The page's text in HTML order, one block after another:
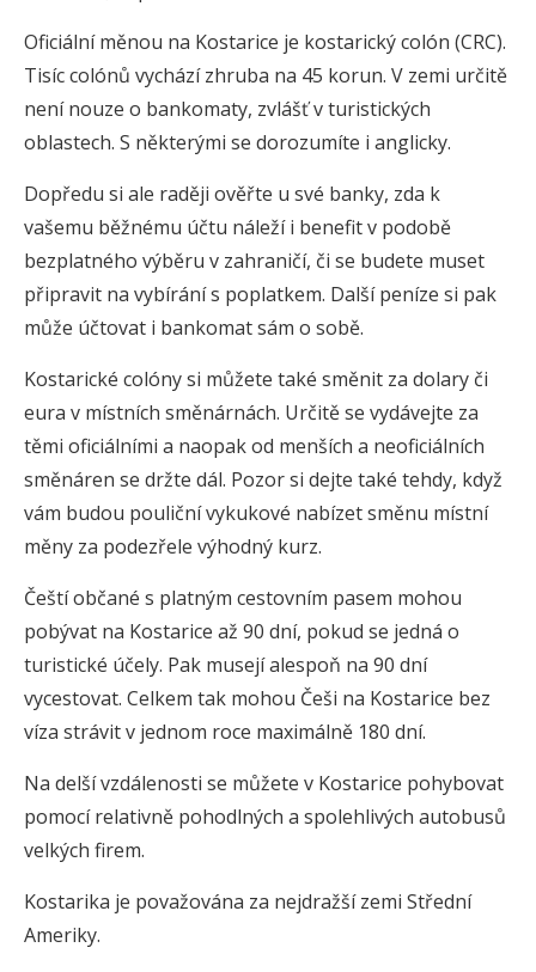
Oficiální měnou na Kostarice je kostarický colón (CRC).
Tisíc colónů vychází zhruba na 45 korun. V zemi určitě
není nouze o bankomaty, zvlášť v turistických
oblastech. S některými se dorozumíte i anglicky.
Dopředu si ale raději ověřte u své banky, zda k
vašemu běžnému účtu náleží i benefit v podobě
bezplatného výběru v zahraničí, či se budete muset
připravit na vybírání s poplatkem. Další peníze si pak
může účtovat i bankomat sám o sobě.
Kostarické colóny si můžete také směnit za dolary či
eura v místních směnárnách. Určitě se vydávejte za
těmi oficiálními a naopak od menších a neoficiálních
směnáren se držte dál. Pozor si dejte také tehdy, když
vám budou pouliční vykukové nabízet směnu místní
měny za podezřele výhodný kurz.
Čeští občané s platným cestovním pasem mohou
pobývat na Kostarice až 90 dní, pokud se jedná o
turistické účely. Pak musejí alespoň na 90 dní
vycestovat. Celkem tak mohou Češi na Kostarice bez
víza strávit v jednom roce maximálně 180 dní.
Na delší vzdálenosti se můžete v Kostarice pohybovat
pomocí relativně pohodlných a spolehlivých autobusů
velkých firem.
Kostarika je považována za nejdražší zemi Střední
Ameriky.